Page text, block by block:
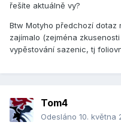
řešíte aktuálně vy?
Btw Motyho předchozí dotaz
zajímalo (zejména
vypěstování sazenic, tj
Tom4
Odesláno 10. května